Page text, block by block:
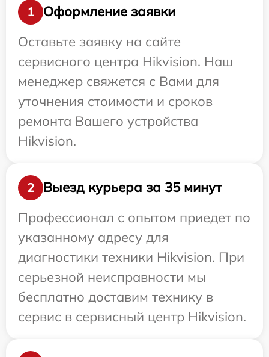
1
Оформление заявки
Оставьте заявку на сайте
сервисного центра Hikvision. Наш
менеджер свяжется с Вами для
уточнения стоимости и сроков
ремонта Вашего устройства
Hikvision.
2
Выезд курьера за 35 минут
Профессионал с опытом приедет по
указанному адресу для
диагностики техники Hikvision. При
серьезной неисправности мы
бесплатно доставим технику в
сервис в сервисный центр Hikvision.